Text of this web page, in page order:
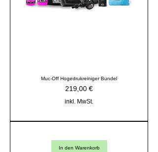
Muc-Off Hogedrukreiniger Bundel
Preis
219,00 €
inkl. MwSt.
In den Warenkorb